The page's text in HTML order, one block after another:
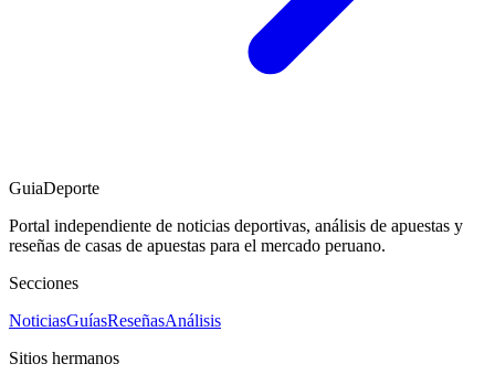
GuiaDeporte
Portal independiente de noticias deportivas, análisis de apuestas y
reseñas de casas de apuestas para el mercado peruano.
Secciones
NoticiasGuíasReseñasAnálisis
Sitios hermanos